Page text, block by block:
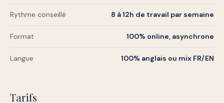
Rythme conseillé 8 à 12h de travail par semaine
Format 100% online, asynchrone
Langue 100% anglais ou mix FR/EN
Tarifs